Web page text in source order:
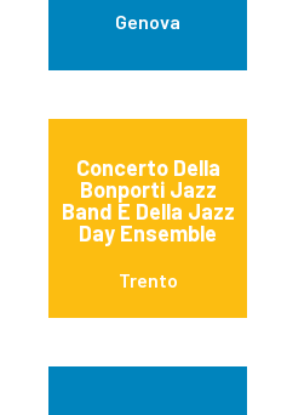
Genova
Concerto Della
Bonporti Jazz
Band E Della Jazz
Day Ensemble
Trento